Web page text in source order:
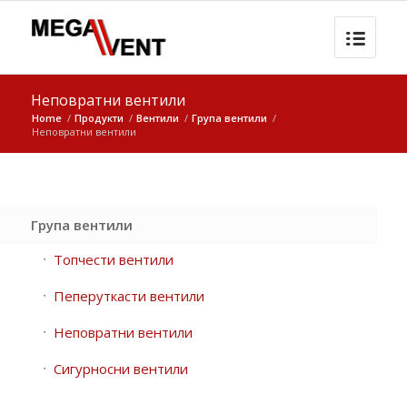
Неповратни вентили
Home / Продукти / Вентили / Група вентили /
Неповратни вентили
Група вентили
Топчести вентили
Пеперуткасти вентили
Неповратни вентили
Сигурносни вентили